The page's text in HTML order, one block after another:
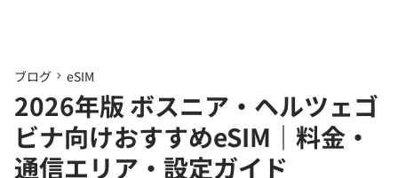
ブログ eSIM
2026年版 ボスニア・ヘルツェゴ
ビナ向けおすすめeSIM｜料金・
通信エリア・設定ガイド